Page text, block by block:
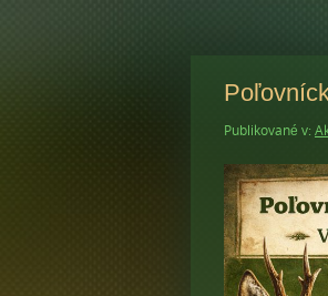
Publikované v: